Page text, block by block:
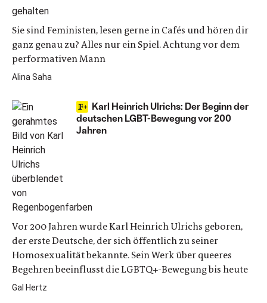
Sie sind Feministen, lesen gerne in Cafés und hören dir
ganz genau zu? Alles nur ein Spiel. Achtung vor dem
performativen Mann
Alina Saha
Karl Heinrich Ulrichs: Der Beginn der
deutschen LGBT-Bewegung vor 200
Jahren
Vor 200 Jahren wurde Karl Heinrich Ulrichs geboren,
der erste Deutsche, der sich öffentlich zu seiner
Homosexualität bekannte. Sein Werk über queeres
Begehren beeinflusst die LGBTQ+-Bewegung bis heute
Gal Hertz